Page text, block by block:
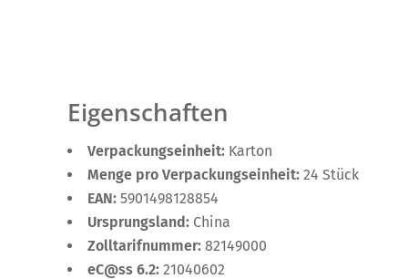
Eigenschaften
Verpackungseinheit: Karton
Menge pro Verpackungseinheit: 24 Stück
EAN: 5901498128854
Ursprungsland: China
Zolltarifnummer: 82149000
eC@ss 6.2: 21040602